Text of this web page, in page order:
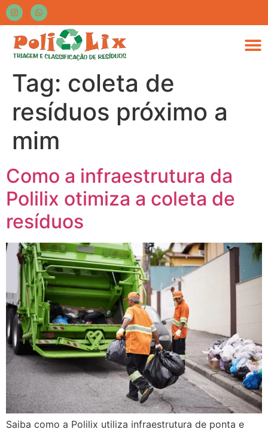
Tag: coleta de
resíduos próximo a
mim
Como a infraestrutura da
Polilix otimiza a coleta de
resíduos
Saiba como a Polilix utiliza infraestrutura de ponta e